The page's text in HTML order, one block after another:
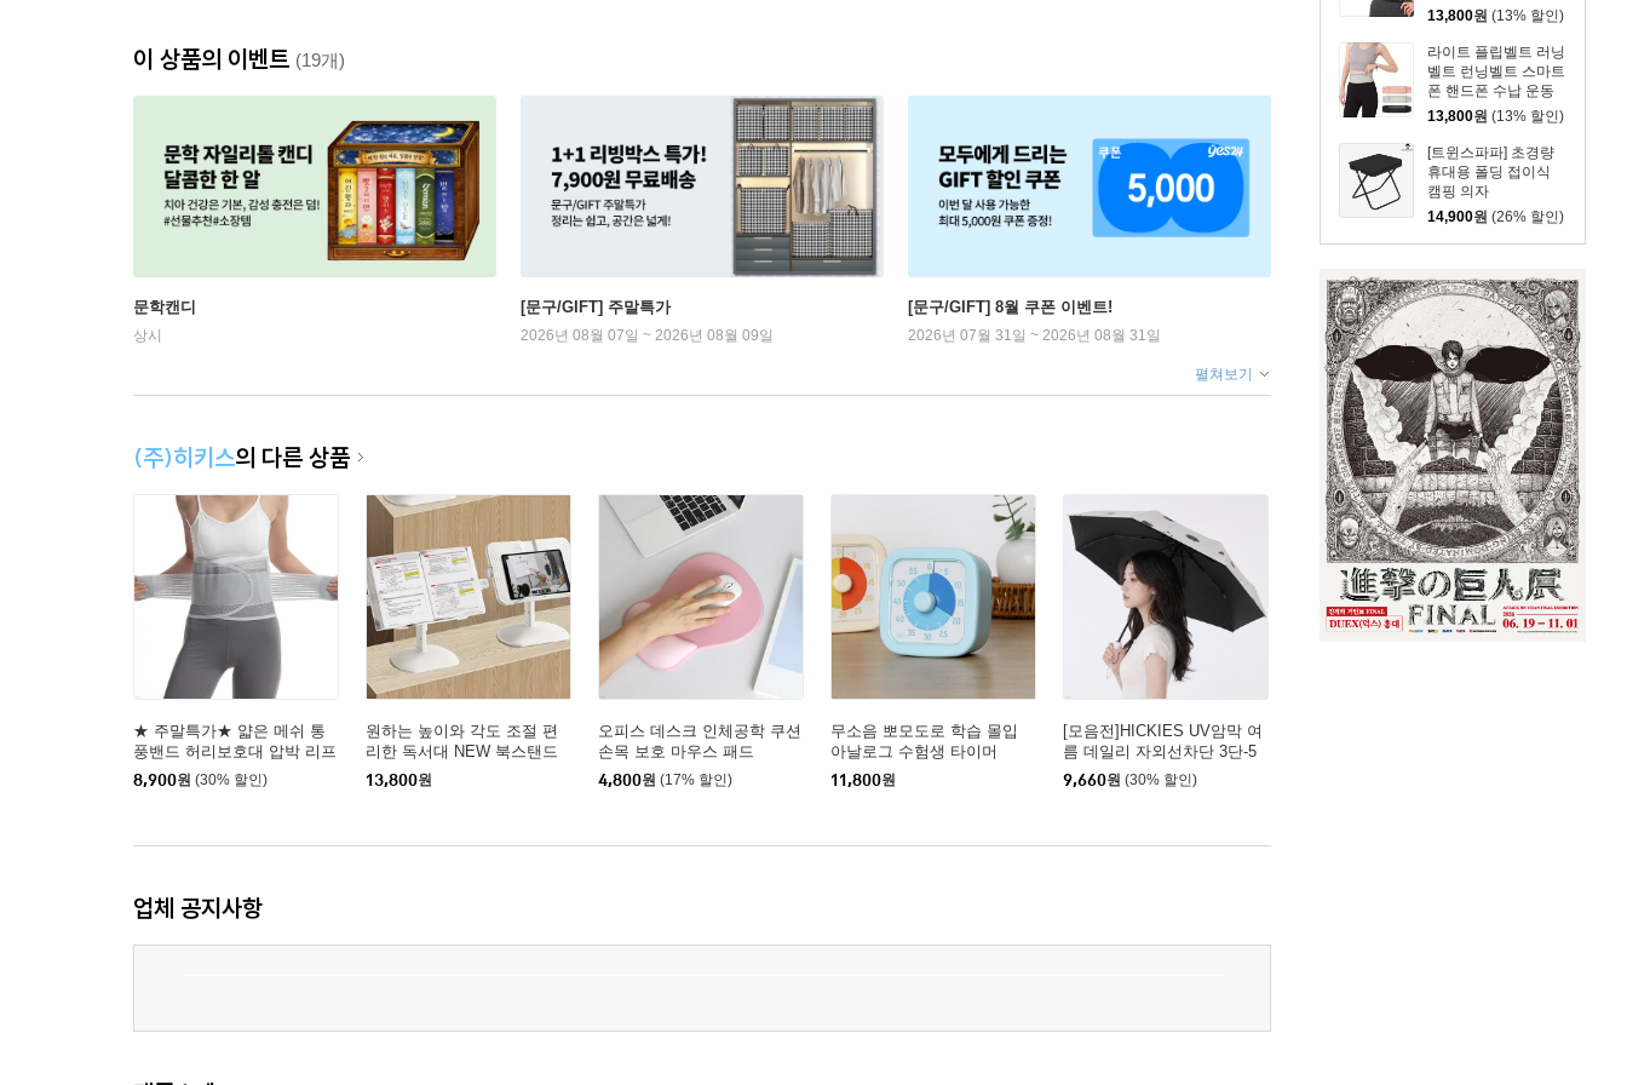
운동 허리밴드 마라톤
13,800원 (13% 할인)
라이트 플립벨트 러닝
벨트 런닝벨트 스마트
폰 핸드폰 수납 운동
허리밴드 러닝가방 마
13,800원 (13% 할인)
[트윈스파파] 초경량
휴대용 폴딩 접이식
캠핑 의자
(P0000UES/2컬러)
14,900원 (26% 할인)
이 상품의 이벤트 (19개)
문학캔디
상시
[문구/GIFT] 주말특가
2026년 08월 07일 ~ 2026년 08월 09일
[문구/GIFT] 8월 쿠폰 이벤트!
2026년 07월 31일 ~ 2026년 08월 31일
펼쳐보기
(주)히키스의 다른 상품
★ 주말특가★ 얇은 메쉬 통
풍밴드 허리보호대 압박 리프
팅 지지복대
8,900원 (30% 할인)
원하는 높이와 각도 조절 편
리한 독서대 NEW 북스탠드
13,800원
오피스 데스크 인체공학 쿠션
손목 보호 마우스 패드
4,800원 (17% 할인)
무소음 뽀모도로 학습 몰입
아날로그 수험생 타이머
11,800원
[모음전]HICKIES UV암막 여
름 데일리 자외선차단 3단-5
단 반자동 경량 양우산 시리
즈
9,660원 (30% 할인)
업체 공지사항